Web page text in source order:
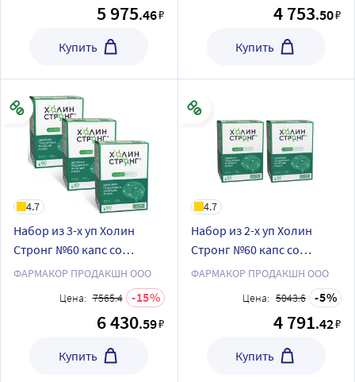
5 975.46₽
Купить
4 753.50₽
Купить
4.7
Набор из 3-х уп Холин
Стронг №60 капс со
скидкой 15%
ФАРМАКОР ПРОДАКШН ООО
Цена: 7565.4 15
6 430.59₽
Купить
4.7
Набор из 2-х уп Холин
Стронг №60 капс со
скидкой 5%
ФАРМАКОР ПРОДАКШН ООО
Цена: 5043.6 5
4 791.42₽
Купить